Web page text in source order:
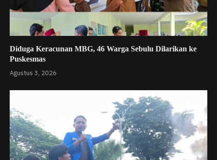
Diduga Keracunan MBG, 46 Warga Sebulu Dilarikan ke
Puskesmas
Agustus 3, 2026